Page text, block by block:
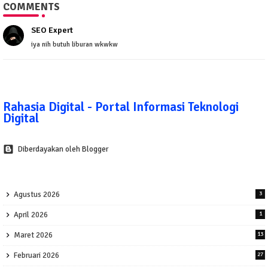
COMMENTS
SEO Expert
iya nih butuh liburan wkwkw
Rahasia Digital - Portal Informasi Teknologi
Digital
Diberdayakan oleh Blogger
Agustus 2026 3
April 2026 1
Maret 2026 13
Februari 2026 27